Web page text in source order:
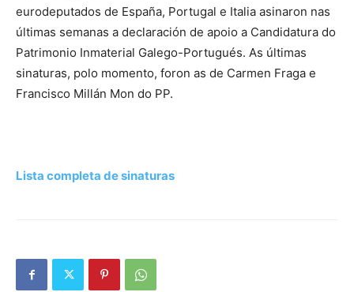
eurodeputados de España, Portugal e Italia asinaron nas
últimas semanas a declaración de apoio a Candidatura do
Patrimonio Inmaterial Galego-Portugués. As últimas
sinaturas, polo momento, foron as de Carmen Fraga e
Francisco Millán Mon do PP.
Lista completa de sinaturas